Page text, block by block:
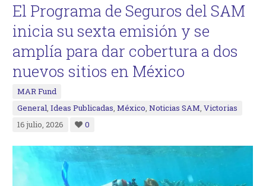
El Programa de Seguros del SAM
inicia su sexta emisión y se
amplía para dar cobertura a dos
nuevos sitios en México
MAR Fund
General,Ideas Publicadas,México,Noticias SAM,Victorias
16 julio, 2026
0